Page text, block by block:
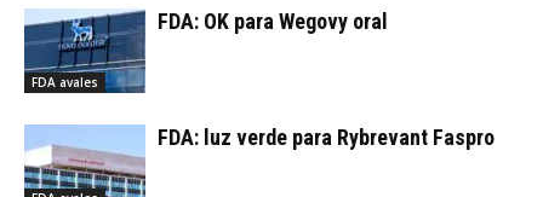
FDA avales
FDA: OK para Wegovy oral
FDA: luz verde para Rybrevant Faspro